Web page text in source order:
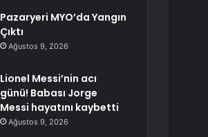
Pazaryeri MYO’da Yangın
Çıktı
Ağustos 9, 2026
Lionel Messi’nin acı
günü! Babası Jorge
Messi hayatını kaybetti
Ağustos 9, 2026